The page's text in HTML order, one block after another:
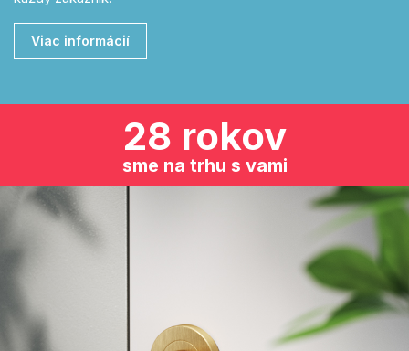
Viac informácií
28 rokov
sme na trhu s vami